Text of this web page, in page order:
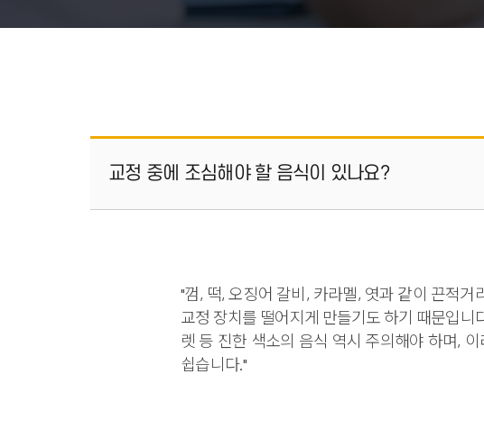
교정 중에 조심해야 할 음식이 있나요?
"껌, 떡, 오징어 갈비, 카라멜, 엿과 같이 끈적
교정 장치를 떨어지게 만들기도 하기 때문입
렛 등 진한 색소의 음식 역시 주의해야 하며,
쉽습니다."